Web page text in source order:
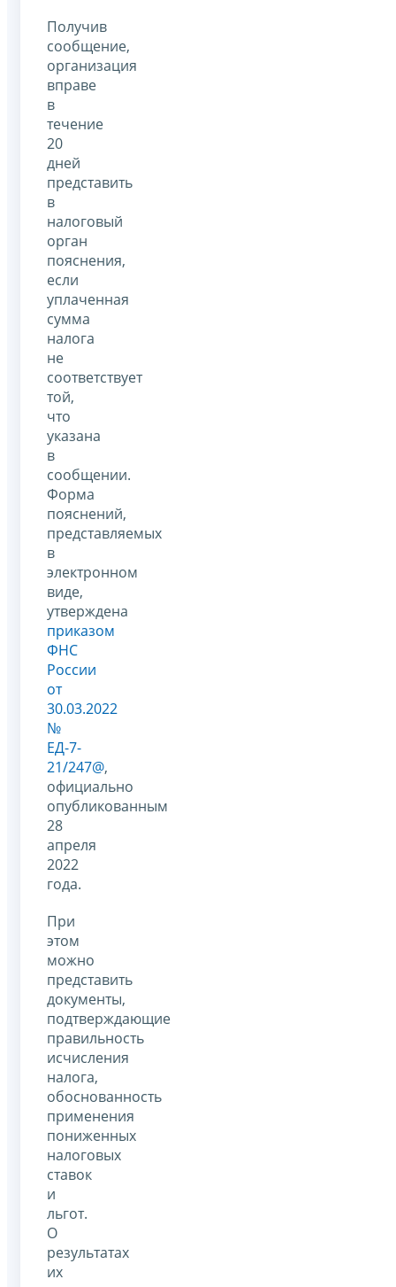
Получив
сообщение,
организация
вправе
в
течение
20
дней
представить
в
налоговый
орган
пояснения,
если
уплаченная
сумма
налога
не
соответствует
той,
что
указана
в
сообщении.
Форма
пояснений,
представляемых
в
электронном
виде,
утверждена
приказом
ФНС
России
от
30.03.2022
№
ЕД-7-
21/247@,
официально
опубликованным
28
апреля
2022
года.
При
этом
можно
представить
документы,
подтверждающие
правильность
исчисления
налога,
обоснованность
применения
пониженных
налоговых
ставок
и
льгот.
О
результатах
их